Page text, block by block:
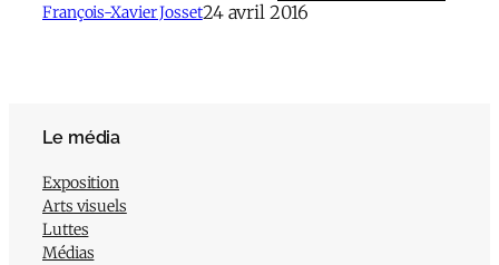
François-Xavier Josset24 avril 2016
Le média
Exposition
Arts visuels
Luttes
Médias